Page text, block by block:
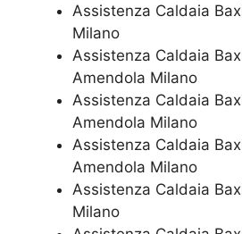
Assistenza Caldaia
Milano
Assistenza Caldaia
Amendola Milano
Assistenza Caldaia
Amendola Milano
Assistenza Caldaia
Amendola Milano
Assistenza Caldaia
Milano